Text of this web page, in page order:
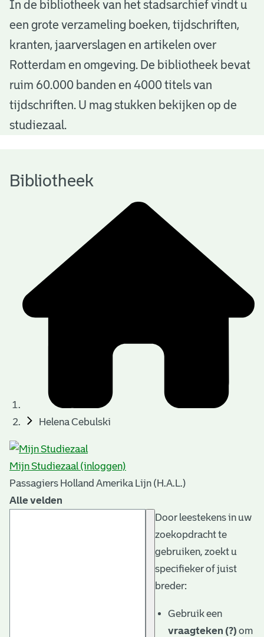
B
b
o
h
In de bibliotheek van het stadsarchief vindt u
een grote verzameling boeken, tijdschriften,
kranten, jaarverslagen en artikelen over
Rotterdam en omgeving. De bibliotheek bevat
ruim 60.000 banden en 4000 titels van
tijdschriften. U mag stukken bekijken op de
studiezaal.
Bibliotheek
Helena Cebulski
Mijn Studiezaal (inloggen)
Passagiers Holland Amerika Lijn (H.A.L.)
Alle velden
Door leestekens in uw
zoekopdracht te
gebruiken, zoekt u
specifieker of juist
breder:
Gebruik een
vraagteken (?) om